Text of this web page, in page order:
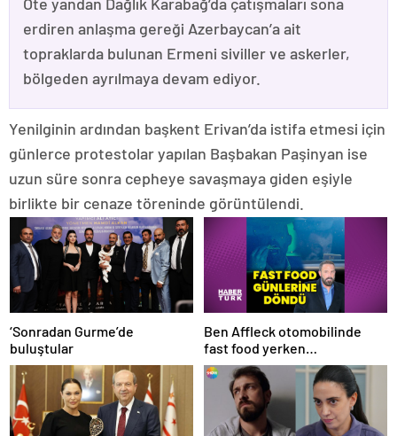
erdiren anlaşma gereği Azerbaycan’a ait
topraklarda bulunan Ermeni siviller ve askerler,
bölgeden ayrılmaya devam ediyor.
Yenilginin ardından başkent Erivan’da istifa etmesi için
günlerce protestolar yapılan Başbakan Paşinyan ise
uzun süre sonra cepheye savaşmaya giden eşiyle
birlikte bir cenaze töreninde görüntülendi.
‘Sonradan Gurme’de
buluştular
Ben Affleck otomobilinde
fast food yerken
görüntülendi